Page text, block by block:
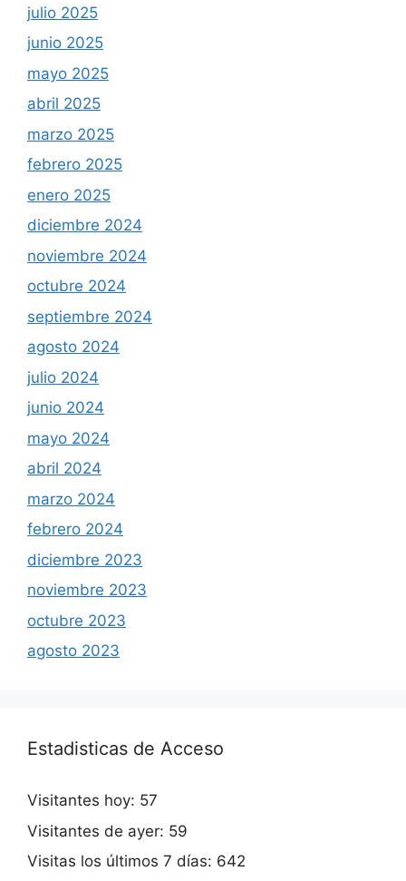
julio 2025
junio 2025
mayo 2025
abril 2025
marzo 2025
febrero 2025
enero 2025
diciembre 2024
noviembre 2024
octubre 2024
septiembre 2024
agosto 2024
julio 2024
junio 2024
mayo 2024
abril 2024
marzo 2024
febrero 2024
diciembre 2023
noviembre 2023
octubre 2023
agosto 2023
Estadisticas de Acceso
Visitantes hoy: 57
Visitantes de ayer: 59
Visitas los últimos 7 días: 642